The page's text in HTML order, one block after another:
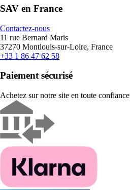
SAV en France
Contactez-nous
11 rue Bernard Maris
37270 Montlouis-sur-Loire, France
+33 1 86 47 62 58
Paiement sécurisé
Achetez sur notre site en toute confiance